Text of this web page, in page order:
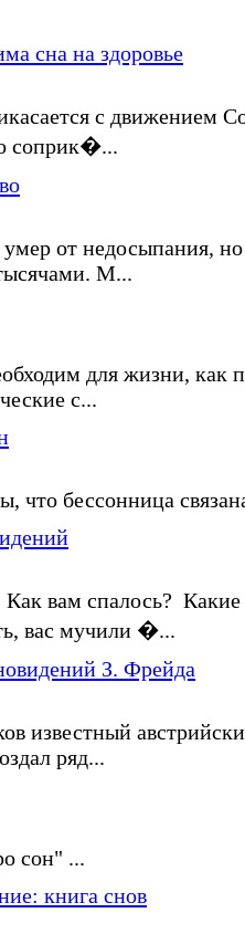
сна на здоровье
с движением
соприк�...
от недосыпания,
М...
для жизни, как
с...
что бессонница
вам спалось?
вас мучили �...
З. Фрейда
известный
ряд...
сон" ...
книга снов